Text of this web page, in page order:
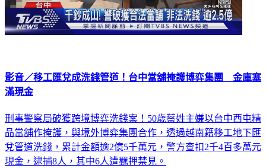
影音／移工匯兌成洗錢管道！台中當舖掩護博弈集團 金庫塞
滿現金
刑事警察局破獲跨境博弈洗錢案！50歲蔡姓主嫌以台中西屯精
品當舖作掩護，與境外博弈集團合作，透過越南籍移工地下匯
兌管道洗錢，累計金額逾2億5千萬元，警方查扣2千4百多萬元
現金，逮捕8人，其中6人遭羈押禁見。